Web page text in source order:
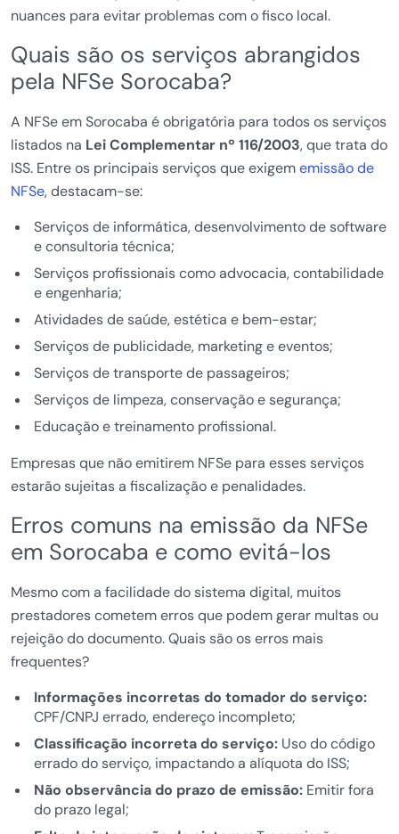
nuances para evitar problemas com o fisco local.
Quais são os serviços abrangidos
pela NFSe Sorocaba?
A NFSe em Sorocaba é obrigatória para todos os serviços
listados na Lei Complementar nº 116/2003, que trata do
ISS. Entre os principais serviços que exigememissão de
NFSe, destacam-se:
Serviços de informática, desenvolvimento de software
e consultoria técnica;
Serviços profissionais como advocacia, contabilidade
e engenharia;
Atividades de saúde, estética e bem-estar;
Serviços de publicidade, marketing e eventos;
Serviços de transporte de passageiros;
Serviços de limpeza, conservação e segurança;
Educação e treinamento profissional.
Empresas que não emitirem NFSe para esses serviços
estarão sujeitas a fiscalização e penalidades.
Erros comuns na emissão da NFSe
em Sorocaba e como evitá-los
Mesmo com a facilidade do sistema digital, muitos
prestadores cometem erros que podem gerar multas ou
rejeição do documento. Quais são os erros mais
frequentes?
Informações incorretas do tomador do serviço:
CPF/CNPJ errado, endereço incompleto;
Classificação incorreta do serviço:Uso do código
errado do serviço, impactando a alíquota do ISS;
Não observância do prazo de emissão:Emitir fora
do prazo legal;